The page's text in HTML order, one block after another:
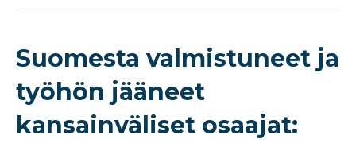
Suomesta valmistuneet ja
työhön jääneet
kansainväliset osaajat: